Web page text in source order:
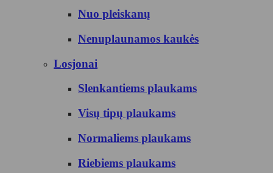
Nuo pleiskanų
Nenuplaunamos kaukės
Losjonai
Slenkantiems plaukams
Visų tipų plaukams
Normaliems plaukams
Riebiems plaukams